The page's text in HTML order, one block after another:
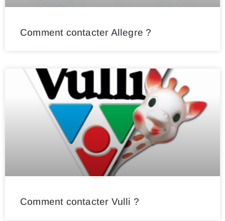
Comment contacter Allegre ?
Comment contacter Vulli ?